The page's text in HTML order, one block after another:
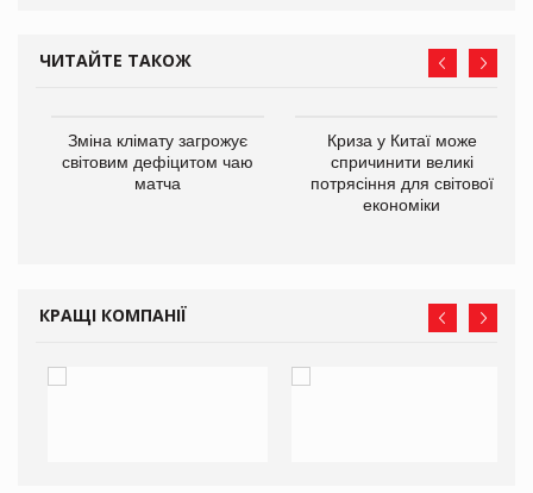
ЧИТАЙТЕ ТАКОЖ
Зміна клімату загрожує
світовим дефіцитом чаю
матча
Криза у Китаї може
спричинити великі
потрясіння для світової
економіки
КРАЩІ КОМПАНІЇ